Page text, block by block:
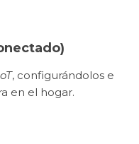
, configurándolos e
en el hogar.